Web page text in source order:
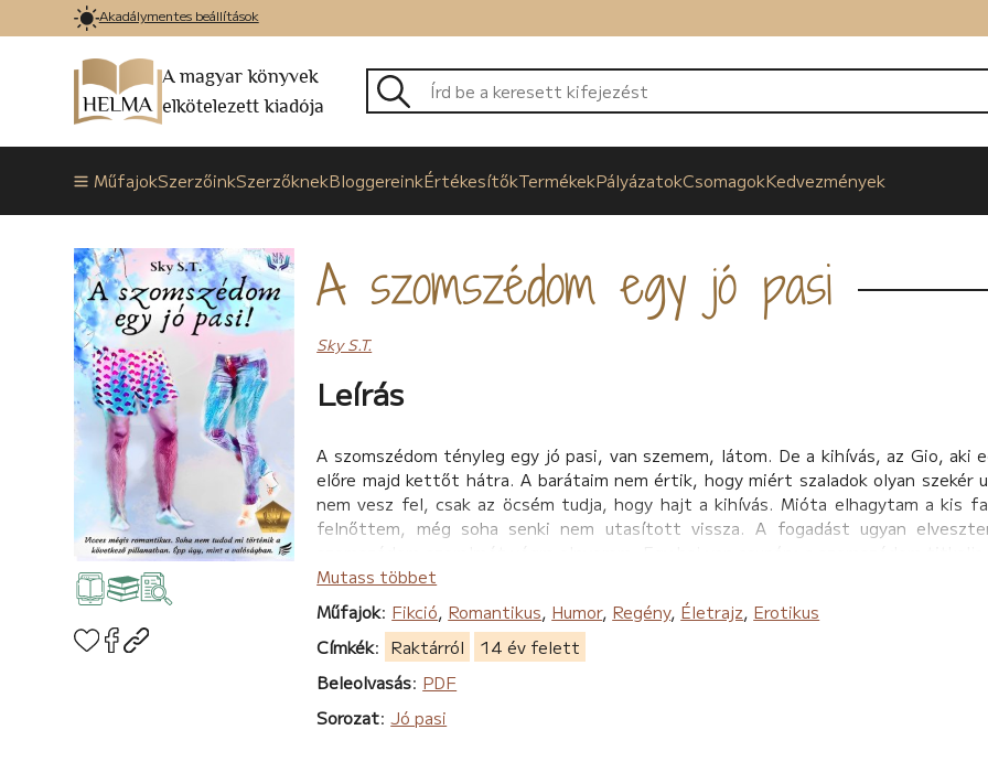
Akadálymentes beállítások
A magyar könyvek
elkötelezett kiadója
MűfajokSzerzőinkSzerzőknekBloggereinkÉrtékesítőkTermékekPályázatokCsomagokKedvezmények
A szomszédom egy jó pasi
Sky S.T.
Leírás
A szomszédom tényleg egy jó pasi, van szemem, látom. De a kihívás, az Gio, aki
előre majd kettőt hátra. A barátaim nem értik, hogy miért szaladok olyan szekér
nem vesz fel, csak az öcsém tudja, hogy hajt a kihívás. Mióta elhagytam a kis
felnőttem, még soha senki nem utasított vissza. A fogadást ugyan
a családi nevét.
Szívmelengető történet szerelemről, barátságról és az emberi hülyeségről, ami
Kitalált történet, de ha magadra ismersz, az talán mégsem a véletlen műve
Mutass többet
Műfajok: Fikció, Romantikus, Humor, Regény, Életrajz, Erotikus
Címkék: Raktárról
14 év felett
Beleolvasás: PDF
Sorozat:Jó pasi